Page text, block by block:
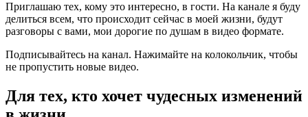
Приглашаю тех, кому это интересно, в гости. На канале я буду
делиться всем, что происходит сейчас в моей жизни, будут
разговоры с вами, мои дорогие по душам в видео формате.
Подписывайтесь на канал. Нажимайте на колокольчик, чтобы
не пропустить новые видео.
Для тех, кто хочет чудесных изменений